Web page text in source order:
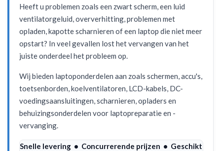
Heeft u problemen zoals een zwart scherm, een luid
ventilatorgeluid, oververhitting, problemen met
opladen, kapotte scharnieren of een laptop die niet meer
opstart? In veel gevallen lost het vervangen van het
juiste onderdeel het probleem op.
Wij bieden laptoponderdelen aan zoals schermen, accu's,
toetsenborden, koelventilatoren, LCD-kabels, DC-
voedingsaansluitingen, scharnieren, opladers en
behuizingsonderdelen voor laptopreparatie en -
vervanging.
Snelle levering • Concurrerende prijzen • Geschikt